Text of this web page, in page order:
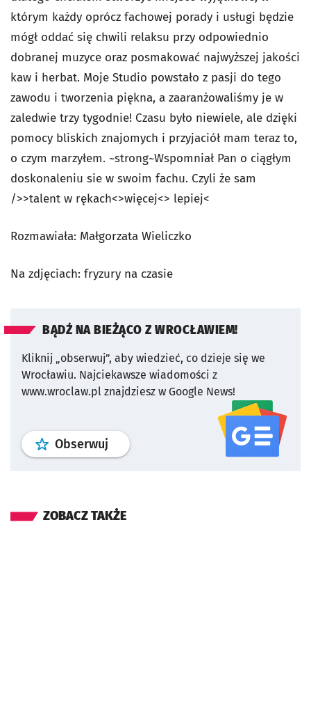
którym każdy oprócz fachowej porady i usługi będzie
mógł oddać się chwili relaksu przy odpowiednio
dobranej muzyce oraz posmakować najwyższej jakości
kaw i herbat. Moje Studio powstało z pasji do tego
zawodu i tworzenia piękna, a zaaranżowaliśmy je w
zaledwie trzy tygodnie! Czasu było niewiele, ale dzięki
pomocy bliskich znajomych i przyjaciół mam teraz to,
o czym marzyłem. ~strong~Wspomniał Pan o ciągłym
doskonaleniu sie w swoim fachu. Czyli że sam
/>>talent w rękach<>więcej<> lepiej<
Rozmawiała: Małgorzata Wieliczko
Na zdjęciach: fryzury na czasie
BĄDŹ NA BIEŻĄCO Z WROCŁAWIEM!
Kliknij „obserwuj”, aby wiedzieć, co dzieje się we
Wrocławiu. Najciekawsze wiadomości z
www.wroclaw.pl znajdziesz w Google News!
Obserwuj profil serwisu
ZOBACZ TAKŻE